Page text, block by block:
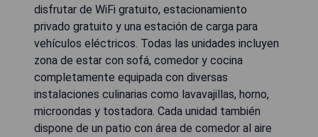
disfrutar de WiFi gratuito, estacionamiento
privado gratuito y una estación de carga para
vehículos eléctricos. Todas las unidades incluyen
zona de estar con sofá, comedor y cocina
completamente equipada con diversas
instalaciones culinarias como lavavajillas, horno,
microondas y tostadora. Cada unidad también
dispone de un patio con área de comedor al aire